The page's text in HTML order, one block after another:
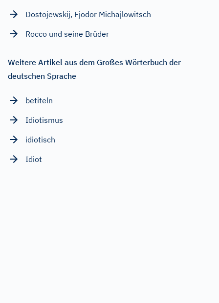
Dostojewskij, Fjodor Michajlowitsch
Rocco und seine Brüder
Weitere Artikel aus dem Großes Wörterbuch der
deutschen Sprache
betiteln
Idiotismus
idiotisch
Idiot